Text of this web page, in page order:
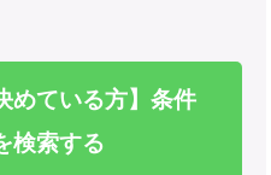
めている方】条件
検索する